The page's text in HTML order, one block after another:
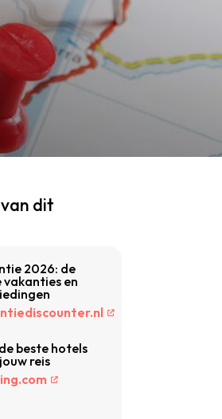
dit
2026: de
vakanties en
beste hotels
reis